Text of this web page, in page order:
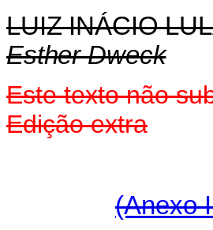
LUIZ INÁCIO
Esther Dweck
Este texto não
Edição extra
(Anexo